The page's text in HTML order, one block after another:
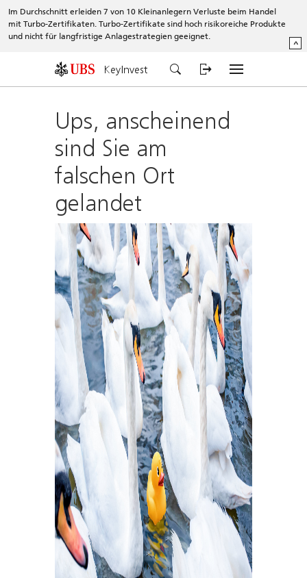
Im Durchschnitt erleiden 7 von 10 Kleinanlegern Verluste beim Handel
mit Turbo-Zertifikaten. Turbo-Zertifikate sind hoch risikoreiche Produkte
und nicht für langfristige Anlagestrategien geeignet.
^
KeyInvest
Ups, anscheinend
sind Sie am
falschen Ort
gelandet